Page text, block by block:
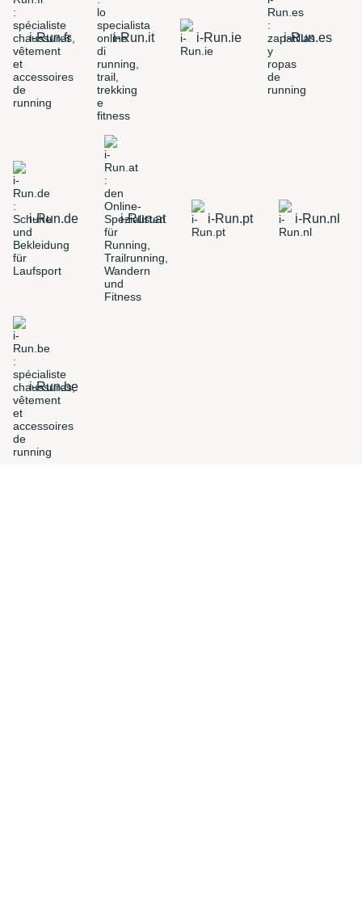
i-Run.fr i-Run.it i-Run.ie i-Run.es
i-Run.de i-Run.at i-Run.pt i-Run.nl
i-Run.be